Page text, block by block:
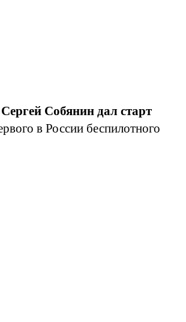
Собянин дал старт
в России беспилотного